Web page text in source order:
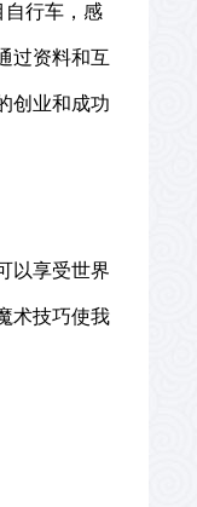
自行车，感
过资料和互
创业和成功
以享受世界
术技巧使我